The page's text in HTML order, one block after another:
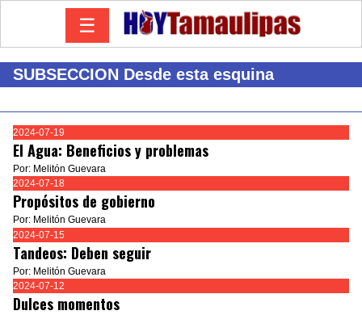
☰
SUBSECCION Desde esta esquina
2024-07-19
El Agua: Beneficios y problemas
Por: Melitón Guevara
2024-07-18
Propósitos de gobierno
Por: Melitón Guevara
2024-07-15
Tandeos: Deben seguir
Por: Melitón Guevara
2024-07-12
Dulces momentos